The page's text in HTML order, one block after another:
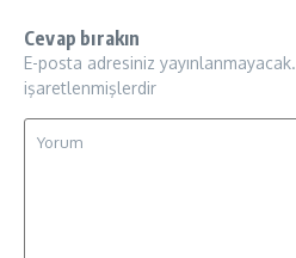
Cevap bırakın
E-posta adresiniz yayınlanmayacak.
işaretlenmişlerdir